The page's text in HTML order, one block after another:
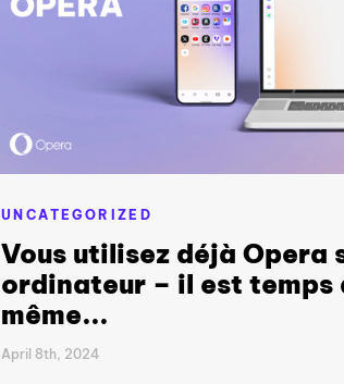
UNCATEGORIZED
Vous utilisez déjà Opera
ordinateur – il est temps
même...
April 8th, 2024